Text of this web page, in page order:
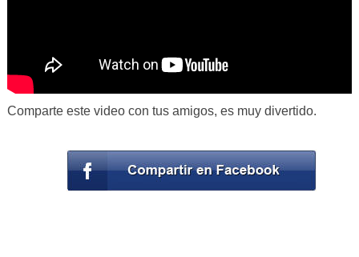
Comparte este video con tus amigos, es muy divertido.